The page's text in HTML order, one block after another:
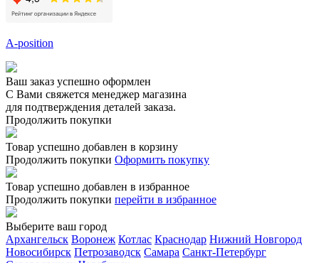
A-position
Ваш заказ успешно оформлен
С Вами свяжется менеджер магазина
для подтверждения деталей заказа.
Продолжить покупки
Товар успешно добавлен в корзину
Продолжить покупки Оформить покупку
Товар успешно добавлен в избранное
Продолжить покупки перейти в избранное
Выберите ваш город
Архангельск Воронеж Котлас Краснодар Нижний Новгород
Новосибирск Петрозаводск Самара Санкт-Петербург